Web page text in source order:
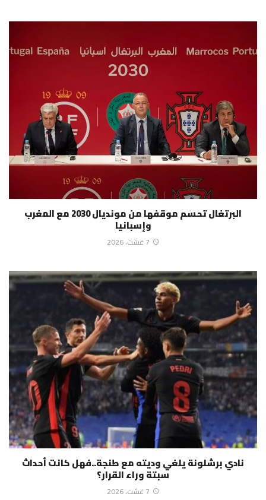
البرتغال تحسم موقفها من مونديال 2030 مع المغرب
وإسبانيا
7 غشت، 2026
نادي برشلونة يلغي وديته مع طنجة..فهل كانت أحداث
سبتة وراء القرار؟
7 غشت، 2026